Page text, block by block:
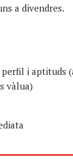
a divendres.
i aptituds
vàlua)